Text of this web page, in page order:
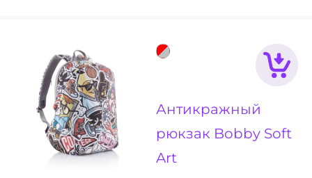
Антикражный
рюкзак Bobby Soft
Art